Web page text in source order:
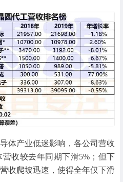
体产业低迷影响，各公司营收
收较去年同期下滑5%；但下
收爬坡迅速，使得全年仅下滑